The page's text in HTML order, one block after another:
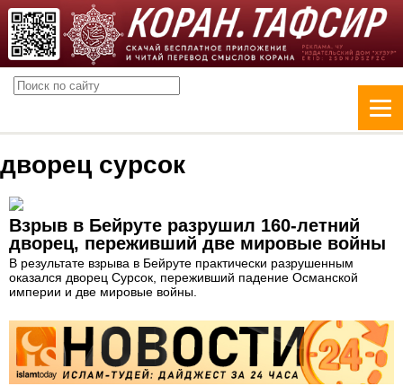
дворец сурсок
Взрыв в Бейруте разрушил 160-летний
дворец, переживший две мировые войны
В результате взрыва в Бейруте практически разрушенным
оказался дворец Сурсок, переживший падение Османской
империи и две мировые войны.